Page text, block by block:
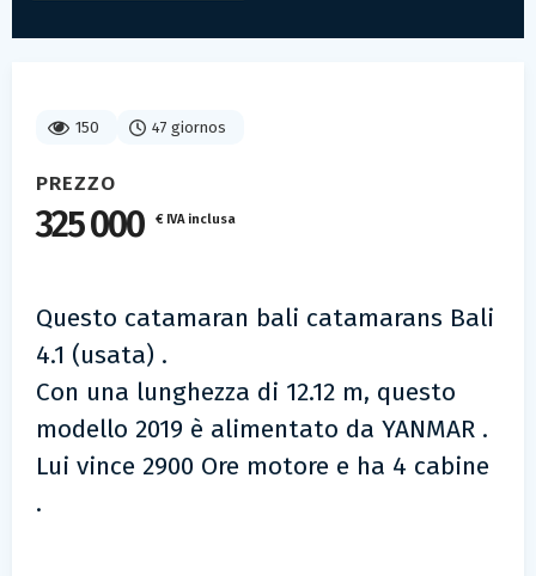
150 47 giornos
PREZZO
325 000 € IVA inclusa
Questo catamaran bali catamarans Bali
4.1 (usata) .
Con una lunghezza di 12.12 m, questo
modello 2019 è alimentato da YANMAR .
Lui vince 2900 Ore motore e ha 4 cabine
.